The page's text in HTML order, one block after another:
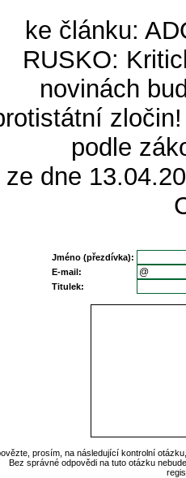
ke článku:
RUSKO:
novinách
podle
ze dne
Jméno (přezdívka):
E-mail:
Titulek:
prosím, na následující kontrolní
Bez správné odpovědi na tuto otázku